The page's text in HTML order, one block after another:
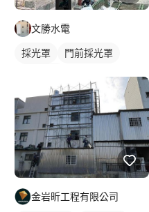
文勝水電
採光罩
門前採光罩
金岩昕工程有限公司